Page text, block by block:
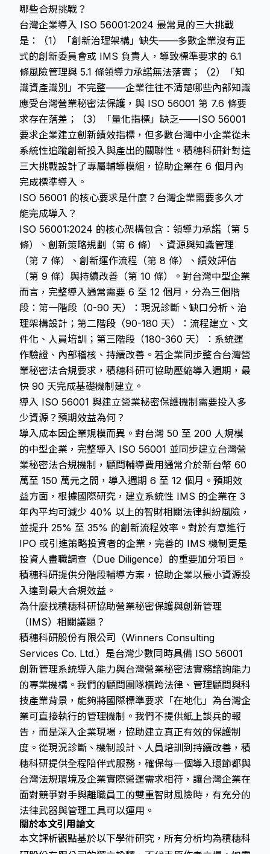
哪些合規挑戰？
台灣企業導入 ISO 56001:2024 最常見的三大挑戰
是：（1）「創新治理架構」缺失——多數企業沒有正
式的創新委員會或 IMS 負責人，導致標準要求的 6.1
條風險管理與 5.1 條領導力承諾無法落實；（2）「知
識資產識別」不完整——企業往往不清楚哪些內部知識
應受台灣營業秘密法保護，與 ISO 56001 第 7.6 條要
求存在落差；（3）「量化指標」缺乏——ISO 56001
要求企業建立創新績效指標，但多數台灣中小企業從未
系統性追蹤創新投入與產出的關聯性。積穗科研針對這
三大挑戰設計了專屬輔導模組，協助企業在 6 個月內
完成標準導入。
ISO 56001 的核心要求是什麼？台灣企業需要多久才
能完成導入？
ISO 56001:2024 的核心架構包含：領導力承諾（第 5
條）、創新策略規劃（第 6 條）、資源與知識管理
（第 7 條）、創新運作流程（第 8 條）、績效評估
（第 9 條）與持續改善（第 10 條）。對台灣中型企業
而言，完整導入通常需要 6 至 12 個月，分為三個階
段：第一階段（0-90 天）：現況診斷、缺口分析、治
理架構設計；第二階段（90-180 天）：流程建立、文
件化、人員培訓；第三階段（180-360 天）：系統運
作驗證、內部稽核、持續改善。若企業同步整合台灣營
業秘密法合規要求，積穗科研可協助壓縮導入週期，最
快 90 天完成基礎機制建立。
導入 ISO 56001 與建立營業秘密保護機制需要投入多
少資源？預期效益為何？
導入成本因企業規模而異。對台灣 50 至 200 人規模
的中型企業，完整導入 ISO 56001 並同步建立台灣營
業秘密法合規機制，顧問輔導費用通常介於新台幣 60
萬至 150 萬元之間，導入週期 6 至 12 個月。預期效
益方面，根據國際研究，建立系統性 IMS 的企業在 3
年內平均可減少 40% 以上的智財相關法律糾紛風險，
並提升 25% 至 35% 的創新流程效率。對於有意進行
IPO 或引進策略投資者的企業，完善的 IMS 機制更是
投資人盡職調查（Due Diligence）的重要加分項目。
積穗科研提供分階段輔導方案，協助企業以最小資源投
入達到最大合規效益。
為什麼找積穗科研協助營業秘密保護與創新管理
（IMS）相關議題？
積穗科研股份有限公司（Winners Consulting
Services Co. Ltd.）是台灣少數同時具備 ISO 56001
創新管理系統導入能力與台灣營業秘密法實務諮詢能力
的專業機構。我們的顧問團隊橫跨法律、管理顧問與科
技產業背景，能夠將國際標準要求「在地化」為台灣企
業可直接執行的管理機制。我們不提供紙上談兵的報
告，而是深入企業現場，協助建立真正有效的保護制
度。從現況診斷、機制設計、人員培訓到持續改善，積
穗科研提供全程陪伴式服務，確保每一個導入環節都與
台灣法規環境及企業實際營運需求相符，讓台灣企業在
面對競爭對手與離職員工的雙重智財風險時，有充分的
法律武器與管理工具可以運用。
關於本文引用論文
本文評析觀點基於以下學術研究，所有分析均為積穗科